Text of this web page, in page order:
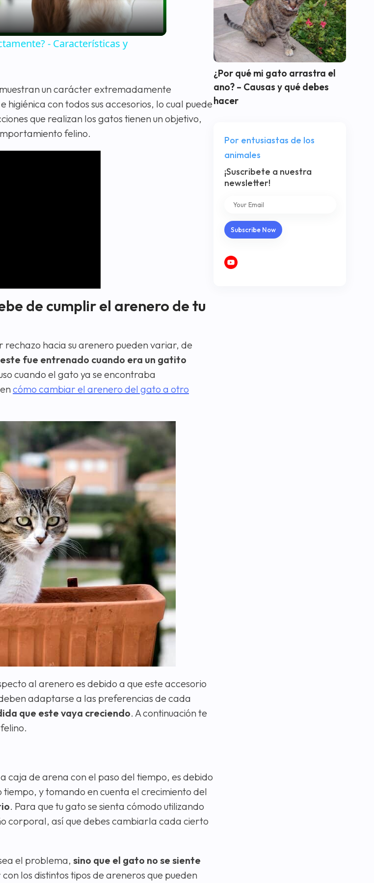
- Características y
un carácter extremadamente
con todos sus accesorios, lo cual puede
que realizan los gatos tienen un objetivo,
felino.
de cumplir el arenero de tu
hacia su arenero pueden variar, de
fue entrenado cuando era un gatito
cuando el gato ya se encontraba
cómo cambiar el arenero del gato a otro
al arenero es debido a que este accesorio
adaptarse a las preferencias de cada
que este vaya creciendo. A continuación te
caja de arena con el paso del tiempo, es debido
y tomando en cuenta el crecimiento del
. Para que tu gato se sienta cómodo utilizando
corporal, así que debes cambiarla cada cierto
el problema, sino que el gato no se siente
los distintos tipos de areneros que pueden
¿Por qué mi gato arrastra el
ano? – Causas y qué debes
hacer
Por entusiastas de los
animales
¡Suscribete a nuestra
newsletter!